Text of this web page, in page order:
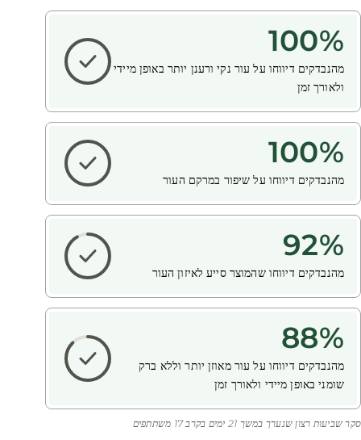
100%
מהנבדקים דיווחו על עור נקי ורענן יותר באופן מיידי
ולאורך זמן
100%
מהנבדקים דיווחו על שיפור במרקם העור
92%
מהנבדקים דיווחו שהמוצר סייע לאיזון העור
88%
מהנבדקים דיווחו על עור מאוזן יותר וללא ברק
שומני באופן מיידי ולאורך זמן
סקר שביעות רצון שנערך במשך 21 ימים בקרב 17 משתתפים